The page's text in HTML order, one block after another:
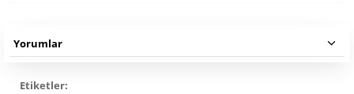
Yorumlar
Etiketler: